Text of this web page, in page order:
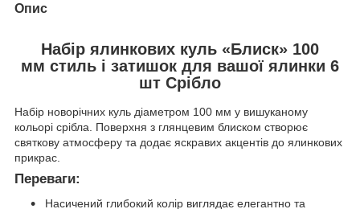
Опис
Набір ялинкових куль «Блиск» 100
мм стиль і затишок для вашої ялинки 6
шт Срібло
Набір новорічних куль діаметром 100 мм у вишуканому
кольорі срібла. Поверхня з глянцевим блиском створює
святкову атмосферу та додає яскравих акцентів до ялинкових
прикрас.
Переваги:
Насичений глибокий колір виглядає елегантно та